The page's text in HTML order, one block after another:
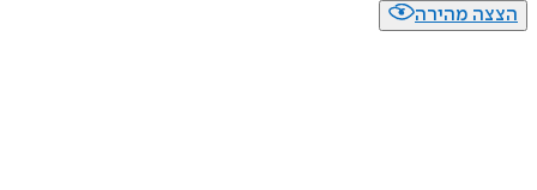
הצצה מהירה